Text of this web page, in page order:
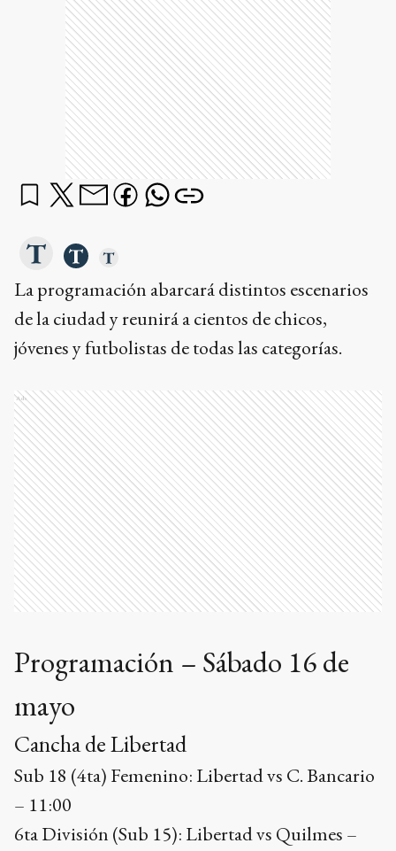
La programación abarcará distintos escenarios
de la ciudad y reunirá a cientos de chicos,
jóvenes y futbolistas de todas las categorías.
Ads
Programación – Sábado 16 de
mayo
Cancha de Libertad
Sub 18 (4ta) Femenino: Libertad vs C. Bancario
– 11:00
6ta División (Sub 15): Libertad vs Quilmes –